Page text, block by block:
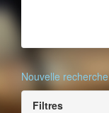
Nouvelle recherche
Filtres